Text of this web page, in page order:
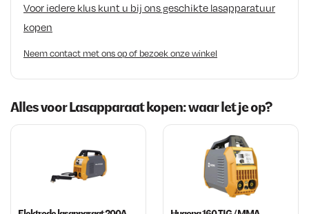
Voor iedere klus kunt u bij ons geschikte lasapparatuur
kopen
Neem contact met ons op of bezoek onze winkel
Alles voor Lasapparaat kopen: waar let je op?